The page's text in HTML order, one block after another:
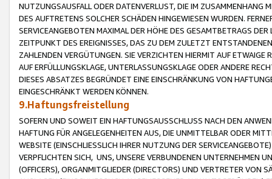
NUTZUNGSAUSFALL ODER DATENVERLUST, DIE IM ZUSAMMENHANG
DES AUFTRETENS SOLCHER SCHÄDEN HINGEWIESEN WURDEN.
SERVICEANGEBOTEN MAXIMAL DER HÖHE DES GESAMTBETRAGS
ZEITPUNKT DES EREIGNISSES, DAS ZU DEM ZULETZT
ZAHLENDEN VERGÜTUNGEN. SIE VERZICHTEN HIERMIT AUF
AUF ERFÜLLUNGSKLAGE, UNTERLASSUNGSKLAGE ODER ANDERE
DIESES ABSATZES BEGRÜNDET EINE EINSCHRÄNKUNG VON
EINGESCHRÄNKT WERDEN KÖNNEN.
9.Haftungsfreistellung
SOFERN UND SOWEIT EIN HAFTUNGSAUSSCHLUSS NACH DEN
HAFTUNG FÜR ANGELEGENHEITEN AUS, DIE UNMITTELBAR ODER
WEBSITE (EINSCHLIESSLICH IHRER NUTZUNG DER
VERPFLICHTEN SICH, UNS, UNSERE VERBUNDENEN UNTERNEHMEN
(OFFICERS), ORGANMITGLIEDER (DIRECTORS) UND VERTRETER VON